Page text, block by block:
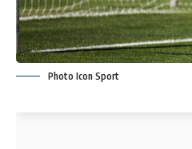
Photo Icon Sport